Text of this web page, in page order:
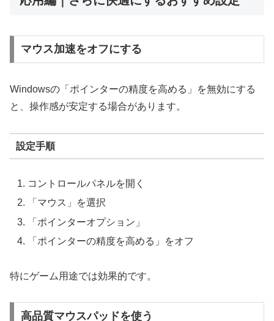
マウス加速をオフにする
Windowsの「ポインターの精度を高める」を無効にする
と、操作感が安定する場合があります。
設定手順
コントロールパネルを開く
「マウス」を選択
「ポインターオプション」
「ポインターの精度を高める」をオフ
特にゲーム用途では効果的です。
高品質マウスパッドを使う